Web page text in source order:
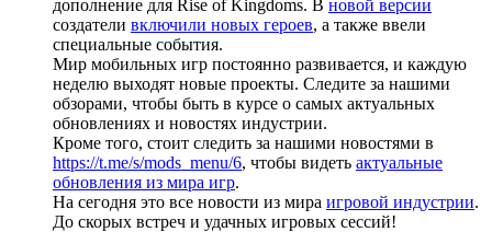
дополнение для Rise of Kingdoms. В новой версии
создатели включили новых героев, а также ввели
специальные события.
Мир мобильных игр постоянно развивается, и каждую
неделю выходят новые проекты. Следите за нашими
обзорами, чтобы быть в курсе о самых актуальных
обновлениях и новостях индустрии.
Кроме того, стоит следить за нашими новостями в
https://t.me/s/mods_menu/6, чтобы видеть актуальные
обновления из мира игр.
На сегодня это все новости из мира игровой индустрии.
До скорых встреч и удачных игровых сессий!